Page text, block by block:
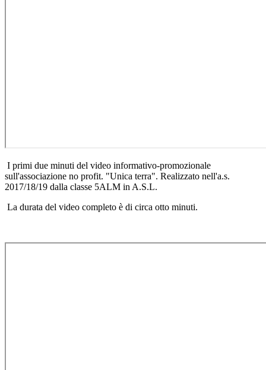
I primi due minuti del video informativo-promozionale
sull'associazione no profit. "Unica terra". Realizzato nell'a.s.
2017/18/19 dalla classe 5ALM in A.S.L.
La durata del video completo è di circa otto minuti.